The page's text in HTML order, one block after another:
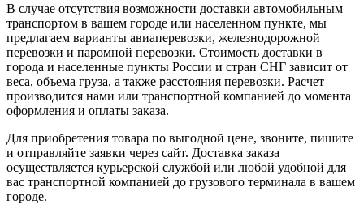
В случае отсутствия возможности доставки автомобильным
транспортом в вашем городе или населенном пункте, мы
предлагаем варианты авиаперевозки, железнодорожной
перевозки и паромной перевозки. Стоимость доставки в
города и населенные пункты России и стран СНГ зависит от
веса, объема груза, а также расстояния перевозки. Расчет
производится нами или транспортной компанией до момента
оформления и оплаты заказа.
Для приобретения товара по выгодной цене, звоните, пишите
и отправляйте заявки через сайт. Доставка заказа
осуществляется курьерской службой или любой удобной для
вас транспортной компанией до грузового терминала в вашем
городе.